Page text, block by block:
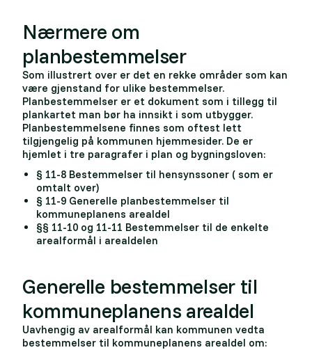
Nærmere om
planbestemmelser
Som illustrert over er det en rekke områder som kan
være gjenstand for ulike bestemmelser.
Planbestemmelser er et dokument som i tillegg til
plankartet man bør ha innsikt i som utbygger.
Planbestemmelsene finnes som oftest lett
tilgjengelig på kommunen hjemmesider. De er
hjemlet i tre paragrafer i plan og bygningsloven:
§ 11-8 Bestemmelser til hensynssoner ( som er
omtalt over)
§ 11-9 Generelle planbestemmelser til
kommuneplanens arealdel
§§ 11-10 og 11-11 Bestemmelser til de enkelte
arealformål i arealdelen
Generelle bestemmelser til
kommuneplanens arealdel
Uavhengig av arealformål kan kommunen vedta
bestemmelser til kommuneplanens arealdel om: